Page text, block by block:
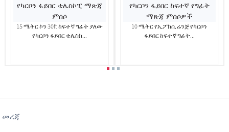
15 ሜትር ኮን 30ft ከፍተኛ ግፊት ያለው
የካርቦን ፋይበር ቴሌስክ...
10 ሜትር የኢፖክሲ ሬንጅ የካርቦን
ፋይበር ከፍተኛ ግፊት...
መረጃ